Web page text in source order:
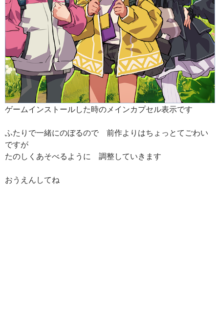
ゲームインストールした時のメインカプセル表示です
ふたりで一緒にのぼるので 前作よりはちょっとてごわい
ですが
たのしくあそべるように 調整していきます
おうえんしてね